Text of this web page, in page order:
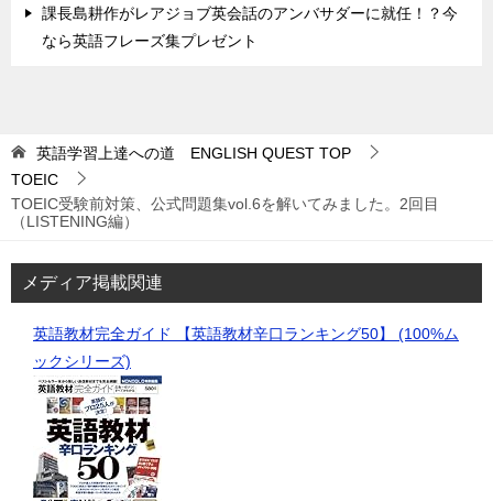
課長島耕作がレアジョブ英会話のアンバサダーに就任！？今
なら英語フレーズ集プレゼント
英語学習上達への道 ENGLISH QUEST TOP
TOEIC
TOEIC受験前対策、公式問題集vol.6を解いてみました。2回目
（LISTENING編）
メディア掲載関連
英語教材完全ガイド 【英語教材辛口ランキング50】 (100%ム
ックシリーズ)